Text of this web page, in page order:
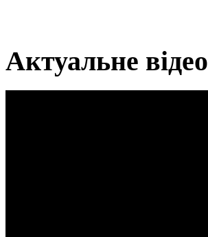
Актуальне відео